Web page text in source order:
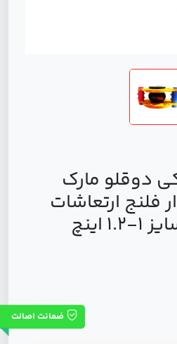
دوقلو مارک
فلنج ارتعاشات
صنعتی ایران سایز 1-1.2 اینچ
ضمانت اصالت